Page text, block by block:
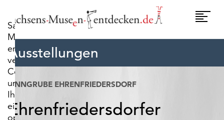
Sachsens-
Museen-
entdecken.de
verwendet
Cookies,
um
Ihnen
ein
optimales
Ausstellungen
ZINNGRUBE EHRENFRIEDERSDORF
Ehrenfriedersdorfer